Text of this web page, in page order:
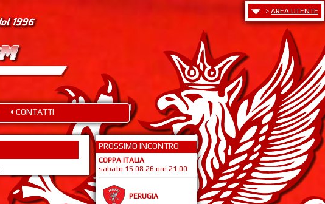
> AREA UTENTE
• CONTATTI
PROSSIMO INCONTRO
COPPA ITALIA
sabato 15.08.26 ore 21:00
PERUGIA